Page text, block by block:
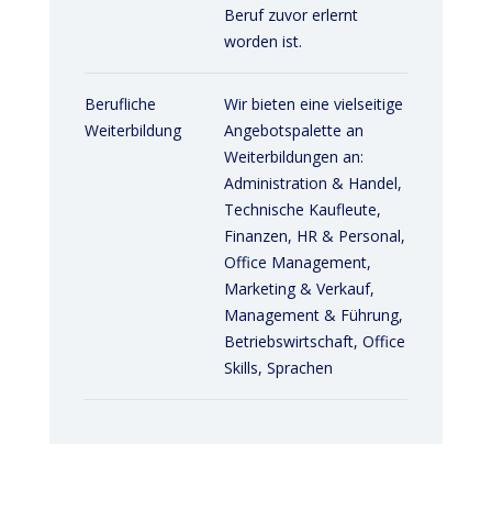
Beruf zuvor erlernt
worden ist.
Berufliche
Weiterbildung
Wir bieten eine vielseitige
Angebotspalette an
Weiterbildungen an:
Administration & Handel,
Technische Kaufleute,
Finanzen, HR & Personal,
Office Management,
Marketing & Verkauf,
Management & Führung,
Betriebswirtschaft, Office
Skills, Sprachen